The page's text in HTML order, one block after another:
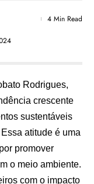
4 Min Read
Rodrigues,
crescente
sustentáveis
atitude é uma
promover
o meio ambiente.
com o impacto